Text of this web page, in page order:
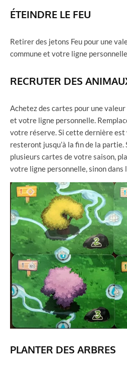
ÉTEINDRE LE FEU
Retirer des jetons Feu pour une
commune et votre ligne
RECRUTER DES
Achetez des cartes pour une
et votre ligne personnelle.
votre réserve. Si cette dernière est
resteront jusqu’à la fin de la partie.
plusieurs cartes de votre saison,
votre ligne personnelle, sinon dans
PLANTER DES ARBRES